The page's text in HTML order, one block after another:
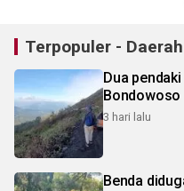
Terpopuler - Daerah
Dua
Bondowoso
3 hari lalu
Benda